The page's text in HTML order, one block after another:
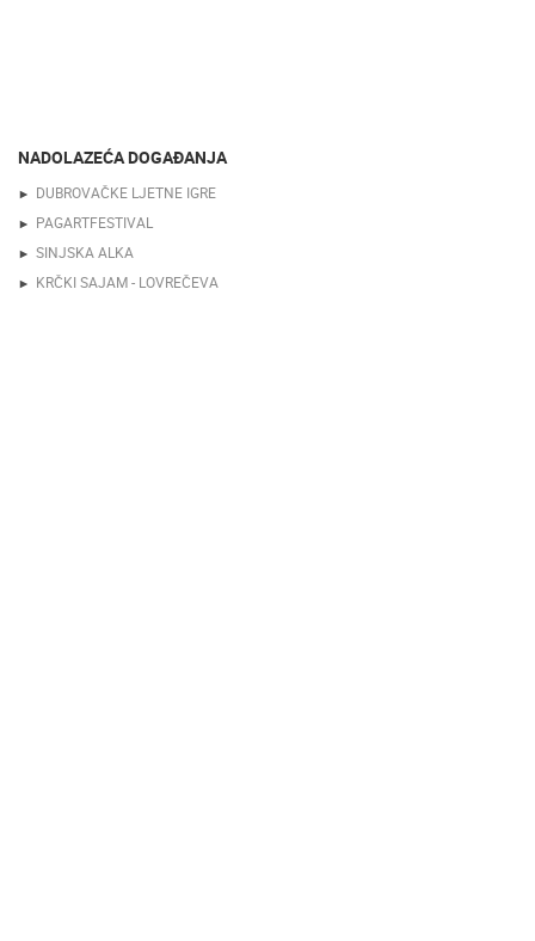
NADOLAZEĆA DOGAĐANJA
DUBROVAČKE LJETNE IGRE
PAGARTFESTIVAL
SINJSKA ALKA
KRČKI SAJAM - LOVREČEVA